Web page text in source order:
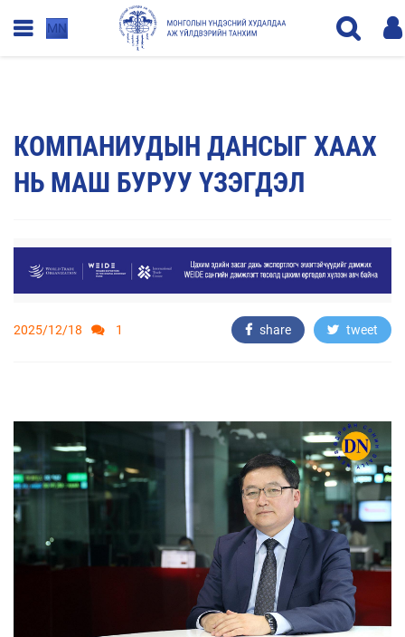
MN
КОМПАНИУДЫН ДАНСЫГ ХААХ
НЬ МАШ БУРУУ ҮЗЭГДЭЛ
2025/12/18 1 share tweet